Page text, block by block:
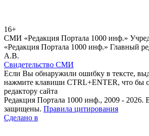
16+
СМИ «Редакция Портала 1000 инф.»
«Редакция Портала 1000 инф.» Главный
А.В.
Свидетельство СМИ
Если Вы обнаружили ошибку в тексте,
нажмите клавиши CTRL+ENTER, что бы
редактору сайта
Редакция Портала 1000 инф., 2009 - 2026.
защищены. Правила цитирования
Сделано в